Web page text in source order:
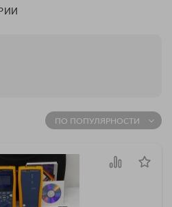
ПО ПОПУЛЯРНОСТИ